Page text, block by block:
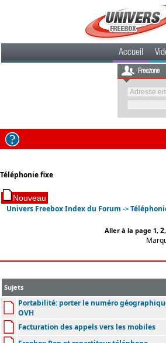
Accueil
Freezone
Téléphonie fixe
Univers Freebox Index du Forum ->
Aller à la page 1, 2,
Sujets
Portabilité: porter le numéro
OVH
Facturation des appels vers les mobiles